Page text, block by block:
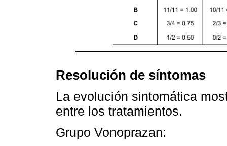
Resolución de síntomas
La evolución sintomática
entre los tratamientos.
Grupo Vonoprazan: